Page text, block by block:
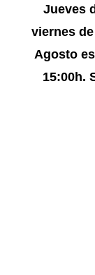
Jueves
viernes
Agosto
15:00h.